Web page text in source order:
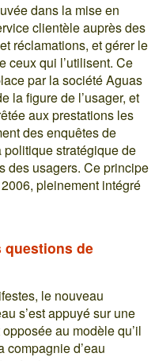
dans la mise en
clientèle auprès des
réclamations, et gérer le
ceux qui l’utilisent. Ce
par la société Aguas
la figure de l’usager, et
aux prestations les
des enquêtes de
stratégique de
des usagers. Ce principe
pleinement intégré
questions de
le nouveau
s’est appuyé sur une
au modèle qu’il
compagnie d’eau